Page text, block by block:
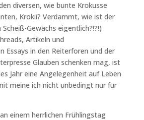
diversen, wie bunte Krokusse
Krokii? Verdammt, wie ist der
Gewächs eigentlich?!?!)
Artikeln und
Essays in den Reiterforen und der
Glauben schenken mag, ist
Jahr eine Angelegenheit auf Leben
meine ich nicht unbedingt nur für
einem herrlichen Frühlingstag